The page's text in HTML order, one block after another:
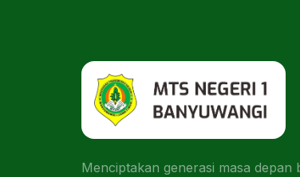
Menciptakan generasi masa